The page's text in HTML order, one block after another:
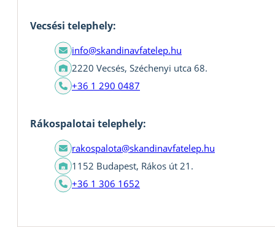
Vecsési telephely:
info@skandinavfatelep.hu
2220 Vecsés, Széchenyi utca 68.
+36 1 290 0487
Rákospalotai telephely:
rakospalota@skandinavfatelep.hu
1152 Budapest, Rákos út 21.
+36 1 306 1652